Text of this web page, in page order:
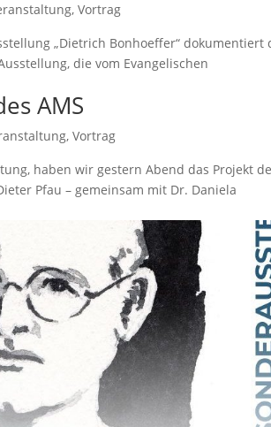
,Vortrag
„Dietrich Bonhoeffer“ dokumentiert
die vom Evangelischen
AMS
,Vortrag
haben wir gestern Abend das Projekt
Pfau – gemeinsam mit Dr. Daniela